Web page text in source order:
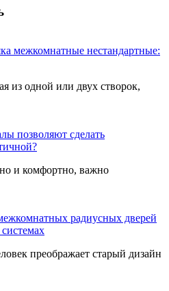
межкомнатные нестандартные:
из одной или двух створок,
позволяют сделать
и комфортно, важно
радиусных дверей
преображает старый дизайн